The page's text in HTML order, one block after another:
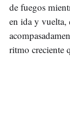
de fuegos
en ida y
ritmo creciente